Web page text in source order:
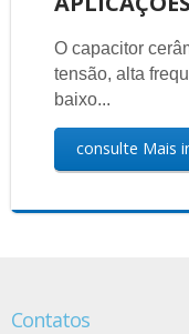
O capacitor
tensão, alta
baixo...
consulte Mais
Contatos